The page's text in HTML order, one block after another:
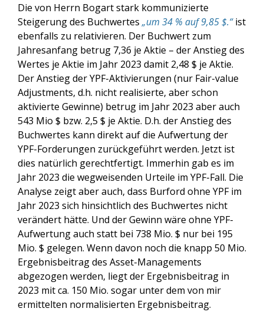
Die von Herrn Bogart stark kommunizierte
Steigerung des Buchwertes „um 34 % auf 9,85 $.“ ist
ebenfalls zu relativieren. Der Buchwert zum
Jahresanfang betrug 7,36 je Aktie – der Anstieg des
Wertes je Aktie im Jahr 2023 damit 2,48 $ je Aktie.
Der Anstieg der YPF-Aktivierungen (nur Fair-value
Adjustments, d.h. nicht realisierte, aber schon
aktivierte Gewinne) betrug im Jahr 2023 aber auch
543 Mio $ bzw. 2,5 $ je Aktie. D.h. der Anstieg des
Buchwertes kann direkt auf die Aufwertung der
YPF-Forderungen zurückgeführt werden. Jetzt ist
dies natürlich gerechtfertigt. Immerhin gab es im
Jahr 2023 die wegweisenden Urteile im YPF-Fall. Die
Analyse zeigt aber auch, dass Burford ohne YPF im
Jahr 2023 sich hinsichtlich des Buchwertes nicht
verändert hätte. Und der Gewinn wäre ohne YPF-
Aufwertung auch statt bei 738 Mio. $ nur bei 195
Mio. $ gelegen. Wenn davon noch die knapp 50 Mio.
Ergebnisbeitrag des Asset-Managements
abgezogen werden, liegt der Ergebnisbeitrag in
2023 mit ca. 150 Mio. sogar unter dem von mir
ermittelten normalisierten Ergebnisbeitrag.